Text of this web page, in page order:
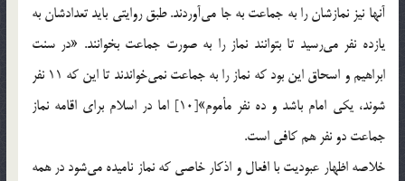
آنها نيز نمازشان را به جماعت به جا مي‌آوردند. طبق روايتي بايد تعدادشان به
يازده نفر مي‌رسيد تا بتوانند نماز را به صورت جماعت بخوانند. «در سنت
ابراهيم و اسحاق اين بود كه نماز را به جماعت نمي‌خواندند تا اين كه 11 نفر
شوند، يكي امام باشد و ده نفر مأموم»[10] اما در اسلام براي اقامه نماز
جماعت دو نفر هم كافي است.
خلاصه اظهار عبوديت با افعال و اذكار خاصي كه نماز ناميده مي‌شود در همه